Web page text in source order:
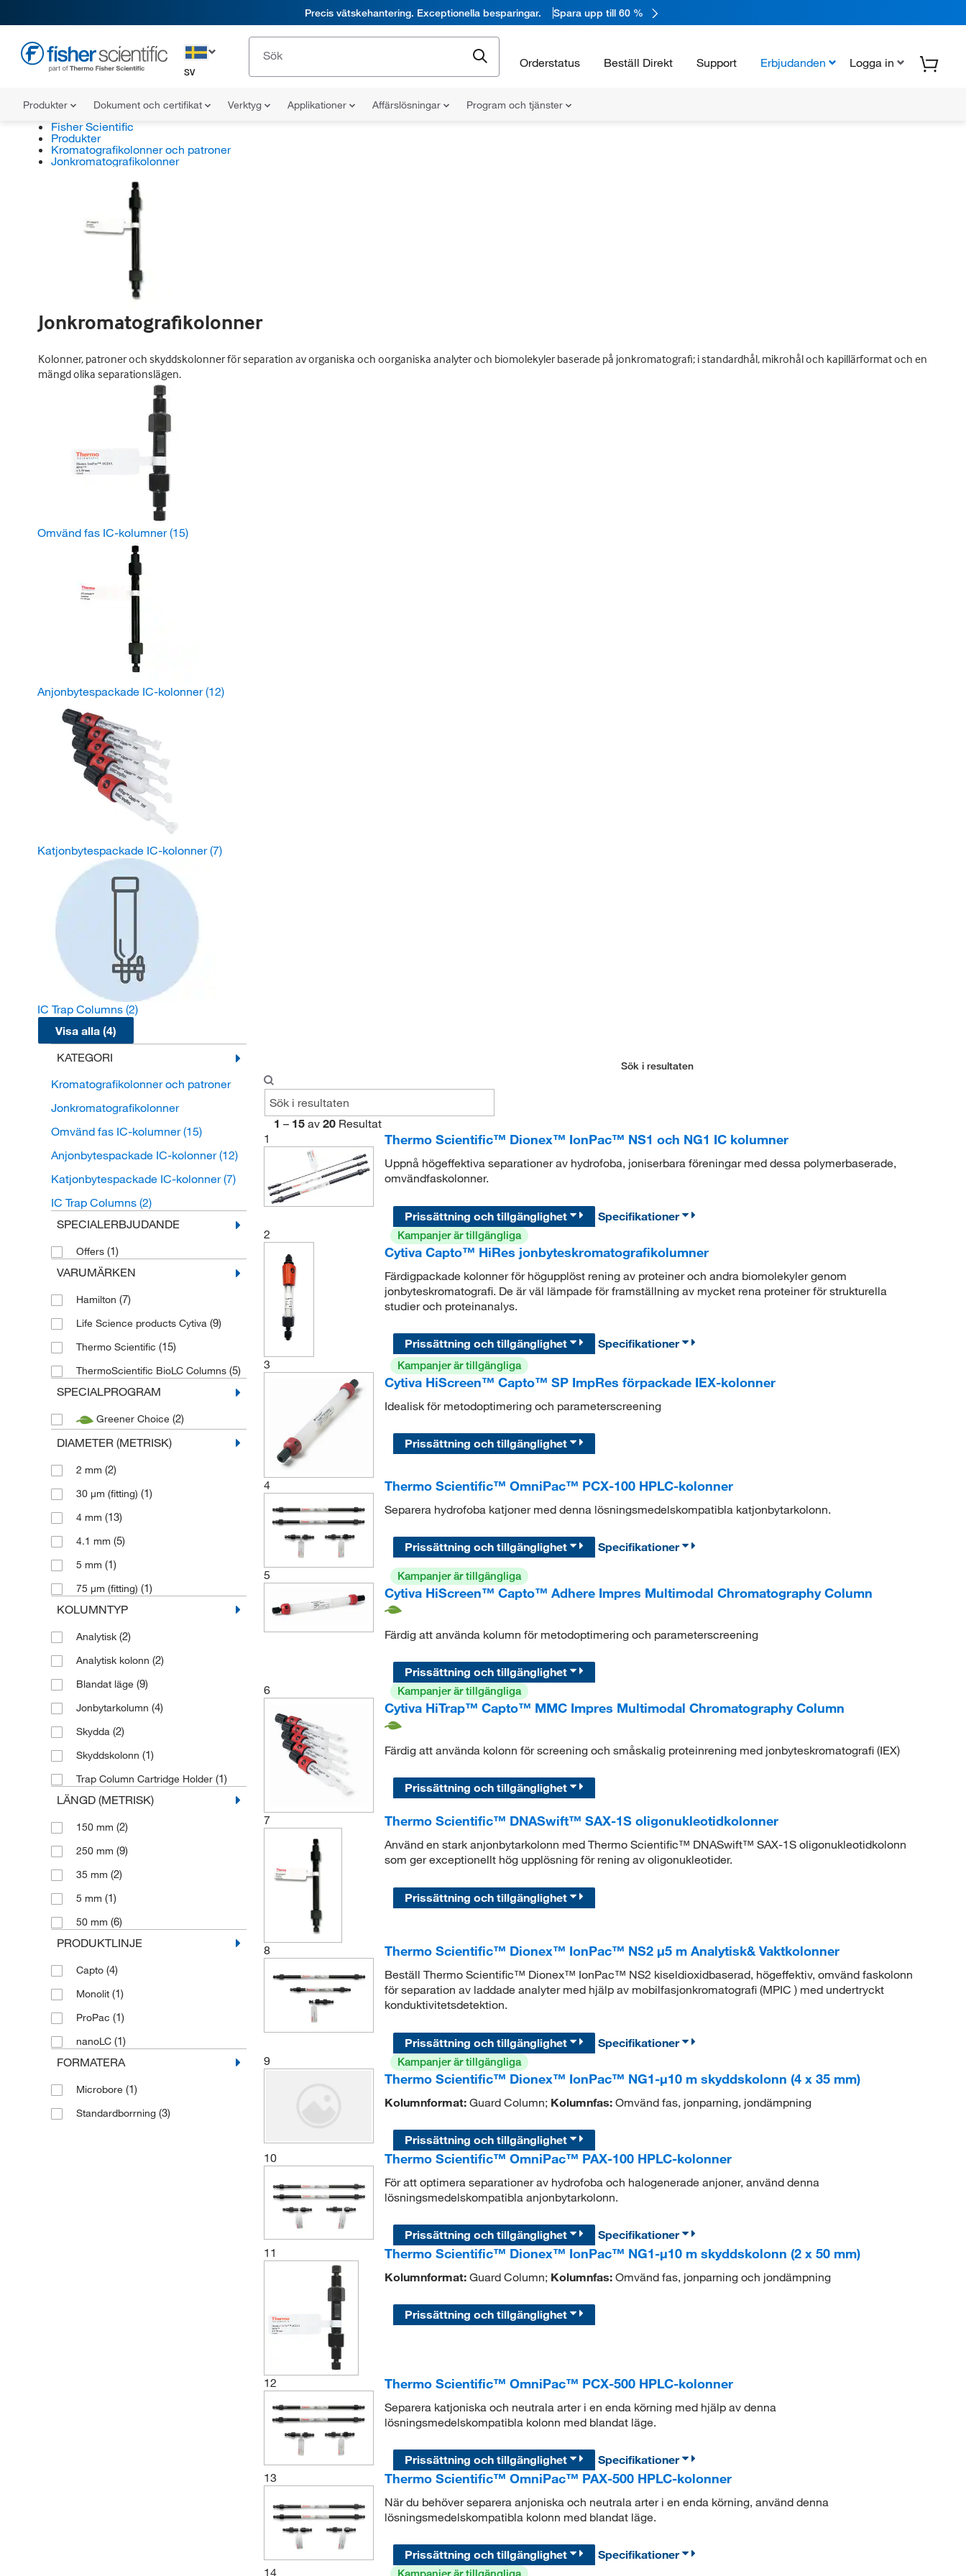
Precis vätskehantering. Exceptionella besparingar. Spara upp till 60 %
SV
Orderstatus Beställ Direkt Support Erbjudanden Logga in
Produkter Dokument och certifikat Verktyg Applikationer Affärslösningar Program och tjänster
Fisher Scientific
Produkter
Kromatografikolonner och patroner
Jonkromatografikolonner
Jonkromatografikolonner
Kolonner, patroner och skyddskolonner för separation av organiska och oorganiska analyter och biomolekyler baserade på jonkromatografi; i standardhål, mikrohål och kapillärformat och en
mängd olika separationslägen.
Omvänd fas IC-kolumner(15)
Anjonbytespackade IC-kolonner(12)
Katjonbytespackade IC-kolonner(7)
IC Trap Columns (2)
Visa alla (4)
KATEGORI
Kromatografikolonner och patroner
Jonkromatografikolonner
Omvänd fas IC-kolumner(15)
Anjonbytespackade IC-kolonner(12)
Katjonbytespackade IC-kolonner(7)
IC Trap Columns (2)
SPECIALERBJUDANDE
Offers (1)
VARUMÄRKEN
Hamilton (7)
Life Science products Cytiva (9)
Thermo Scientific (15)
ThermoScientific BioLC Columns (5)
SPECIALPROGRAM
Greener Choice (2)
DIAMETER (METRISK)
2 mm (2)
30 μm (fitting) (1)
4 mm (13)
4.1 mm (5)
5 mm (1)
75 μm (fitting) (1)
KOLUMNTYP
Analytisk (2)
Analytisk kolonn (2)
Blandat läge (9)
Jonbytarkolumn (4)
Skydda (2)
Skyddskolonn (1)
Trap Column Cartridge Holder (1)
LÄNGD (METRISK)
150 mm (2)
250 mm (9)
35 mm (2)
5 mm (1)
50 mm (6)
PRODUKTLINJE
Capto (4)
Monolit (1)
ProPac (1)
nanoLC (1)
FORMATERA
Microbore (1)
Standardborrning (3)
Sök i resultaten
1 – 15 av 20 Resultat
1
Thermo Scientific™ Dionex™ IonPac™ NS1 och NG1 IC kolumner
Uppnå högeffektiva separationer av hydrofoba, joniserbara föreningar med dessa polymerbaserade,
omvändfaskolonner.
Prissättning och tillgänglighet
Specifikationer
2
Kampanjer är tillgängliga
Cytiva Capto™ HiRes jonbyteskromatografikolumner
Färdigpackade kolonner för högupplöst rening av proteiner och andra biomolekyler genom
jonbyteskromatografi. De är väl lämpade för framställning av mycket rena proteiner för strukturella
studier och proteinanalys.
Prissättning och tillgänglighet
Specifikationer
3
Kampanjer är tillgängliga
Cytiva HiScreen™ Capto™ SP ImpRes förpackade IEX-kolonner
Idealisk för metodoptimering och parameterscreening
Prissättning och tillgänglighet
4 Thermo Scientific™ OmniPac™ PCX-100 HPLC-kolonner
Separera hydrofoba katjoner med denna lösningsmedelskompatibla katjonbytarkolonn.
Prissättning och tillgänglighet
Specifikationer
5
Kampanjer är tillgängliga
Cytiva HiScreen™ Capto™ Adhere Impres Multimodal Chromatography Column
Färdig att använda kolumn för metodoptimering och parameterscreening
Prissättning och tillgänglighet
6
Kampanjer är tillgängliga
Cytiva HiTrap™ Capto™ MMC Impres Multimodal Chromatography Column
Färdig att använda kolonn för screening och småskalig proteinrening med jonbyteskromatografi (IEX)
Prissättning och tillgänglighet
7 Thermo Scientific™ DNASwift™ SAX-1S oligonukleotidkolonner
Använd en stark anjonbytarkolonn med Thermo Scientific™ DNASwift™ SAX-1S oligonukleotidkolonn
som ger exceptionellt hög upplösning för rening av oligonukleotider.
Prissättning och tillgänglighet
8 Thermo Scientific™ Dionex™ IonPac™ NS2 μ5 m Analytisk& Vaktkolonner
Beställ Thermo Scientific™ Dionex™ IonPac™ NS2 kiseldioxidbaserad, högeffektiv, omvänd faskolonn
för separation av laddade analyter med hjälp av mobilfasjonkromatografi (MPIC ) med undertryckt
konduktivitetsdetektion.
Prissättning och tillgänglighet
Specifikationer
9
Kampanjer är tillgängliga
Thermo Scientific™ Dionex™ IonPac™ NG1-μ10 m skyddskolonn (4 x 35 mm)
Kolumnformat:Guard Column; Kolumnfas:Omvänd fas, jonparning, jondämpning
Prissättning och tillgänglighet
10
Thermo Scientific™ OmniPac™ PAX-100 HPLC-kolonner
För att optimera separationer av hydrofoba och halogenerade anjoner, använd denna
lösningsmedelskompatibla anjonbytarkolonn.
Prissättning och tillgänglighet
Specifikationer
11
Thermo Scientific™ Dionex™ IonPac™ NG1-μ10 m skyddskolonn (2 x 50 mm)
Kolumnformat:Guard Column; Kolumnfas:Omvänd fas, jonparning och jondämpning
Prissättning och tillgänglighet
12 Thermo Scientific™ OmniPac™ PCX-500 HPLC-kolonner
Separera katjoniska och neutrala arter i en enda körning med hjälp av denna
lösningsmedelskompatibla kolonn med blandat läge.
Prissättning och tillgänglighet
Specifikationer
13
Thermo Scientific™ OmniPac™ PAX-500 HPLC-kolonner
När du behöver separera anjoniska och neutrala arter i en enda körning, använd denna
lösningsmedelskompatibla kolonn med blandat läge.
Prissättning och tillgänglighet
Specifikationer
14